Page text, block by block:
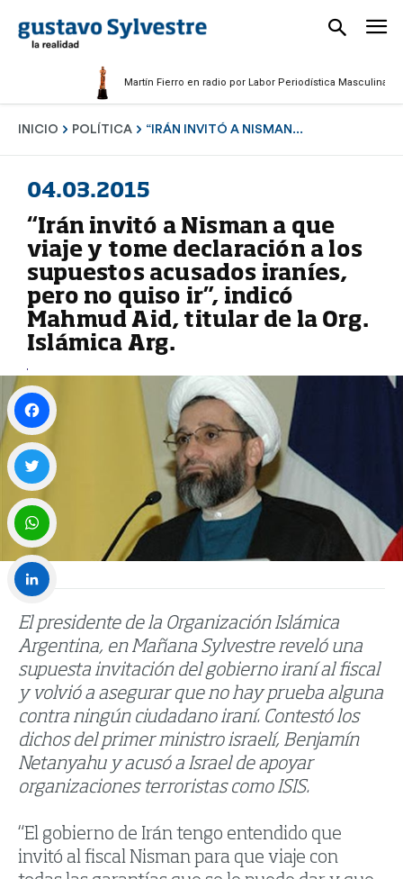
Martín Fierro en radio por Labor Periodística Masculina 2025
INICIO POLÍTICA “IRÁN INVITÓ A NISMAN...
04.03.2015
“Irán invitó a Nisman a que
viaje y tome declaración a los
supuestos acusados iraníes,
pero no quiso ir”, indicó
Mahmud Aid, titular de la Org.
Islámica Arg.
El presidente de la Organización Islámica
Argentina, en Mañana Sylvestre reveló una
supuesta invitación del gobierno iraní al fiscal
y volvió a asegurar que no hay prueba alguna
contra ningún ciudadano iraní. Contestó los
dichos del primer ministro israelí, Benjamín
Netanyahu y acusó a Israel de apoyar
organizaciones terroristas como ISIS.
“El gobierno de Irán tengo entendido que
invitó al fiscal Nisman para que viaje con
Facebook
Twitter
WhatsApp
LinkedIn